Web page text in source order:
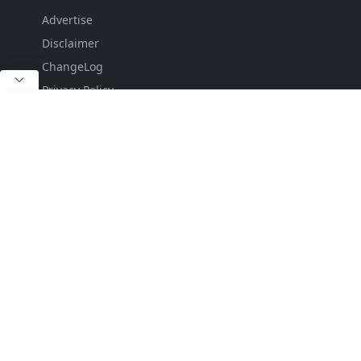
Advertise
Disclaimer
ChangeLog
Privacy Policy